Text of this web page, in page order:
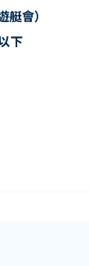
會）
下